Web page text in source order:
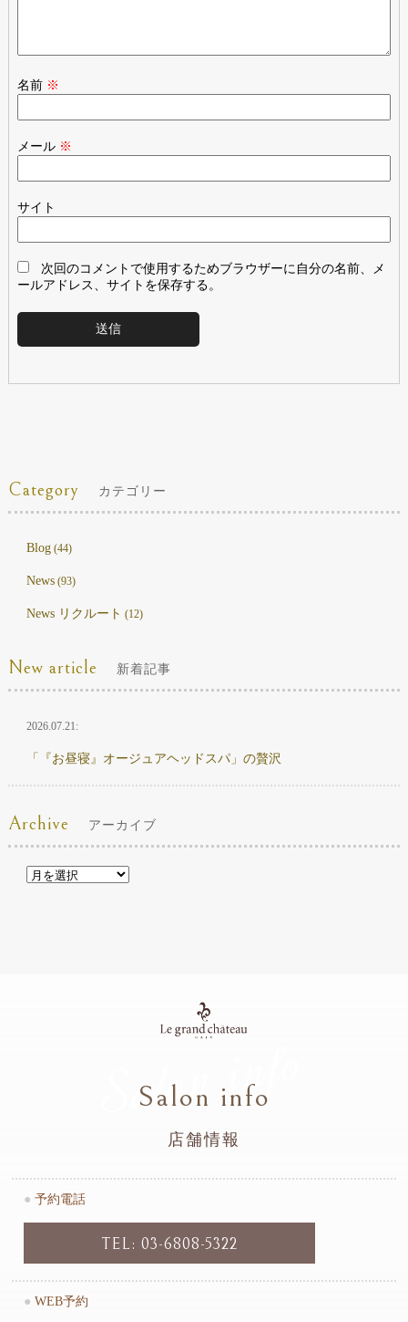
名前 ※
メール ※
サイト
次回のコメントで使用するためブラウザーに自分の名前、メ
ールアドレス、サイトを保存する。
Category カテゴリー
Blog(44)
News(93)
News リクルート (12)
New article 新着記事
2026.07.21:
「『お昼寝』オージュアヘッドスパ」の贅沢
Archive アーカイブ
Salon info
Salon info
店舗情報
● 予約電話
TEL: 03-6808-5322
● WEB予約